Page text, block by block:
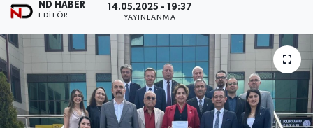
ND HABER
EDITÖR
14.05.2025 - 19:37
YAYINLANMA